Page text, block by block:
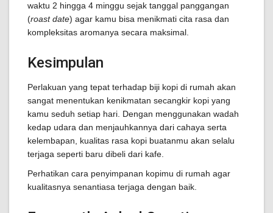
waktu 2 hingga 4 minggu sejak tanggal panggangan
(roast date) agar kamu bisa menikmati cita rasa dan
kompleksitas aromanya secara maksimal.
Kesimpulan
Perlakuan yang tepat terhadap biji kopi di rumah akan
sangat menentukan kenikmatan secangkir kopi yang
kamu seduh setiap hari. Dengan menggunakan wadah
kedap udara dan menjauhkannya dari cahaya serta
kelembapan, kualitas rasa kopi buatanmu akan selalu
terjaga seperti baru dibeli dari kafe.
Perhatikan cara penyimpanan kopimu di rumah agar
kualitasnya senantiasa terjaga dengan baik.